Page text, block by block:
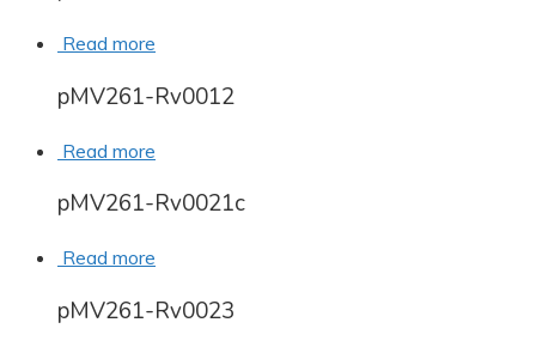
Read more
pMV261-Rv0012
Read more
pMV261-Rv0021c
Read more
pMV261-Rv0023